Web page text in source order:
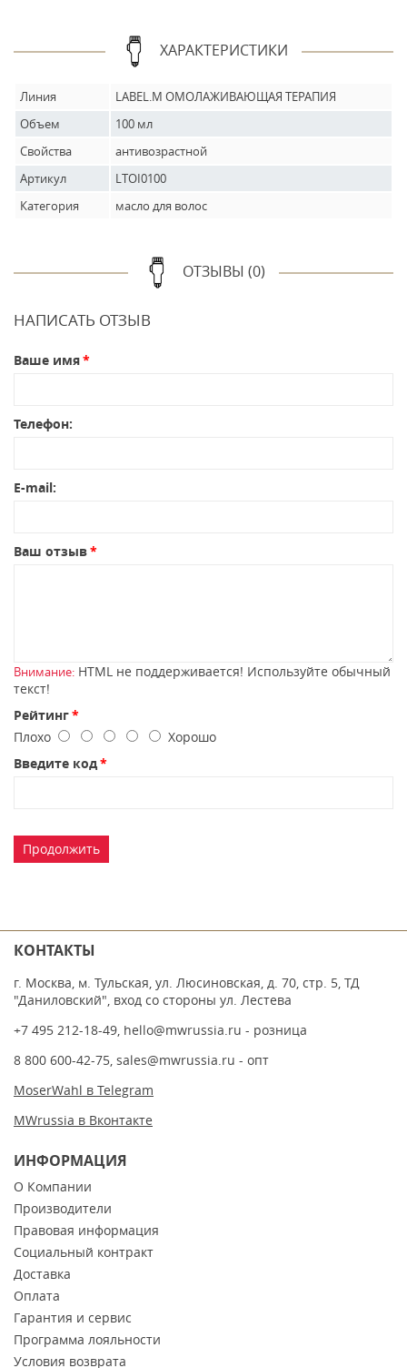
ХАРАКТЕРИСТИКИ
Линия
LABEL.M ОМОЛАЖИВАЮЩАЯ ТЕРАПИЯ
Объем
100 мл
Свойства
антивозрастной
Артикул
LTOI0100
Категория
масло для волос
ОТЗЫВЫ (0)
НАПИСАТЬ ОТЗЫВ
Ваше имя
Телефон:
E-mail:
Ваш отзыв
Внимание: HTML не поддерживается! Используйте обычный
текст!
Рейтинг
Плохо
Хорошо
Введите код
Продолжить
КОНТАКТЫ
г. Москва, м. Тульская, ул. Люсиновская, д. 70, стр. 5, ТД
"Даниловский", вход со стороны ул. Лестева
+7 495 212-18-49, hello@mwrussia.ru - розница
8 800 600-42-75, sales@mwrussia.ru - опт
MoserWahl в Telegram
MWrussia в Вконтакте
ИНФОРМАЦИЯ
О Компании
Производители
Правовая информация
Социальный контракт
Доставка
Оплата
Гарантия и сервис
Программа лояльности
Условия возврата